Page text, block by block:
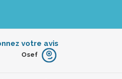
votre avis
Furieux
Osef